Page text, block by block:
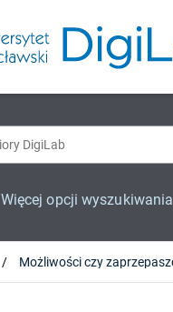
Więcej opcji wyszukiwania